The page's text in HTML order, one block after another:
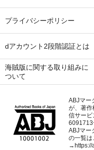
プライバシーポリシー
dアカウント2段階認証とは
海賊版に関する取り組みに
ついて
ABJマー
が、著
信サー
6091713
ABJマー
の一覧は
→